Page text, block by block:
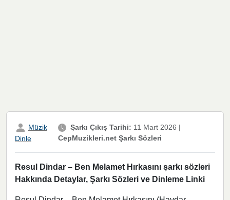
Müzik
Dinle
Şarkı Çıkış Tarihi: 11 Mart 2026 |
CepMuzikleri.net Şarkı Sözleri
Resul Dindar – Ben Melamet Hırkasını şarkı sözleri
Hakkında Detaylar, Şarkı Sözleri ve Dinleme Linki